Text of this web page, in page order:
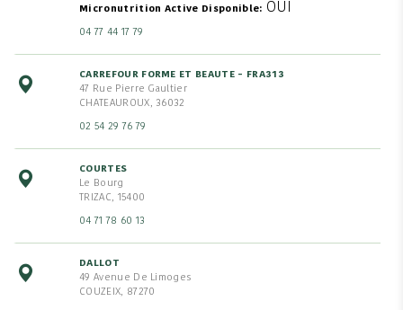
Micronutrition Active Disponible OUI
04 77 44 17 79
CARREFOUR FORME ET BEAUTE - FRA313
47 Rue Pierre Gaultier
CHATEAUROUX, 36032
02 54 29 76 79
COURTES
Le Bourg
TRIZAC, 15400
04 71 78 60 13
DALLOT
49 Avenue De Limoges
COUZEIX, 87270